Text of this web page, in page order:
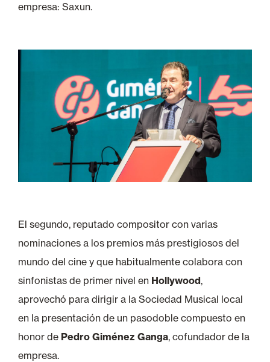
empresa: Saxun.
El segundo, reputado compositor con varias
nominaciones a los premios más prestigiosos del
mundo del cine y que habitualmente colabora con
sinfonistas de primer nivel en Hollywood,
aprovechó para dirigir a la Sociedad Musical local
en la presentación de un pasodoble compuesto en
honor de Pedro Giménez Ganga, cofundador de la
empresa.